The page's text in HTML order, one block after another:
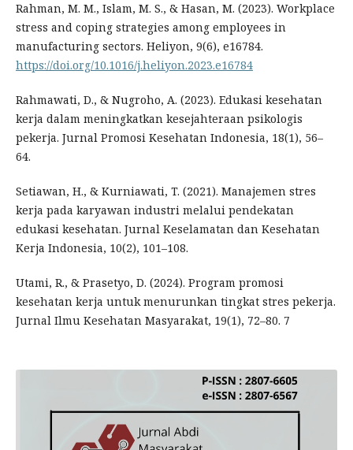
Rahman, M. M., Islam, M. S., & Hasan, M. (2023). Workplace
stress and coping strategies among employees in
manufacturing sectors. Heliyon, 9(6), e16784.
https://doi.org/10.1016/j.heliyon.2023.e16784
Rahmawati, D., & Nugroho, A. (2023). Edukasi kesehatan
kerja dalam meningkatkan kesejahteraan psikologis
pekerja. Jurnal Promosi Kesehatan Indonesia, 18(1), 56–
64.
Setiawan, H., & Kurniawati, T. (2021). Manajemen stres
kerja pada karyawan industri melalui pendekatan
edukasi kesehatan. Jurnal Keselamatan dan Kesehatan
Kerja Indonesia, 10(2), 101–108.
Utami, R., & Prasetyo, D. (2024). Program promosi
kesehatan kerja untuk menurunkan tingkat stres pekerja.
Jurnal Ilmu Kesehatan Masyarakat, 19(1), 72–80. 7